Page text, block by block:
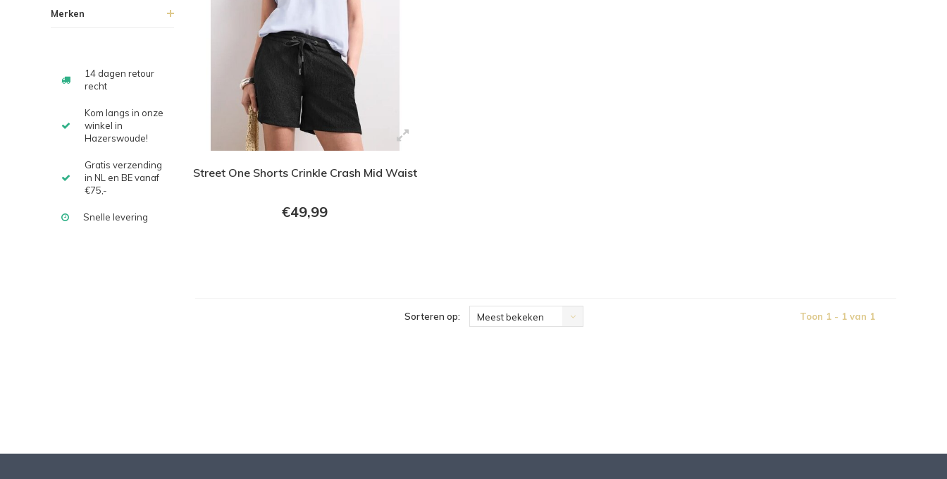
Merken
14 dagen retour
recht
Kom langs in onze
winkel in
Hazerswoude!
Gratis verzending
in NL en BE vanaf
€75,-
Snelle levering
Street One Shorts Crinkle Crash Mid Waist
€49,99
Sorteren op: Meest bekeken Toon 1 - 1 van 1